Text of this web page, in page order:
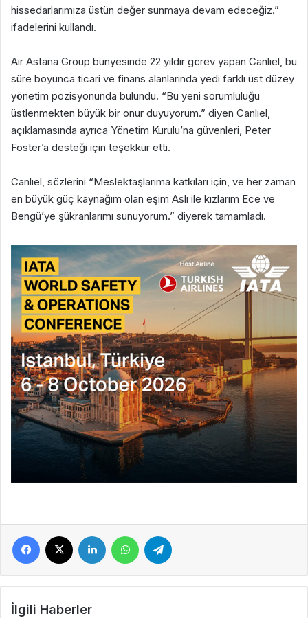
hissedarlarımıza üstün değer sunmaya devam edeceğiz.”
ifadelerini kullandı.
Air Astana Group bünyesinde 22 yıldır görev yapan Canlıel, bu
süre boyunca ticari ve finans alanlarında yedi farklı üst düzey
yönetim pozisyonunda bulundu. “Bu yeni sorumluluğu
üstlenmekten büyük bir onur duyuyorum.” diyen Canlıel,
açıklamasında ayrıca Yönetim Kurulu’na güvenleri, Peter
Foster’a desteği için teşekkür etti.
Canlıel, sözlerini “Meslektaşlarıma katkıları için, ve her zaman
en büyük güç kaynağım olan eşim Aslı ile kızlarım Ece ve
Bengü’ye şükranlarımı sunuyorum.” diyerek tamamladı.
Facebook LinkedIn WhatsApp
İlgili Haberler